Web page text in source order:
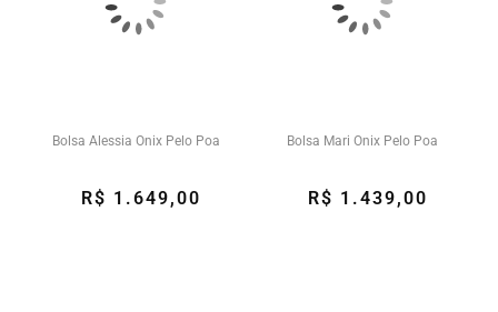
Bolsa Alessia Onix Pelo Poa
R$ 1.649,00
Bolsa Mari Onix Pelo Poa
R$ 1.439,00